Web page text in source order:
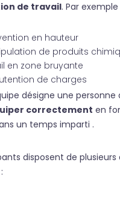
de travail. Par exemple
en hauteur
de produits
en zone bruyante
de charges
désigne une personne
correctement en
un temps imparti .
disposent de